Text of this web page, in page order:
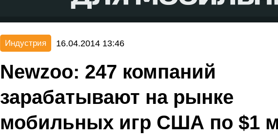
Индустрия 16.04.2014 13:46
Newzoo: 247 компаний
зарабатывают на рынке
мобильных игр США по $1